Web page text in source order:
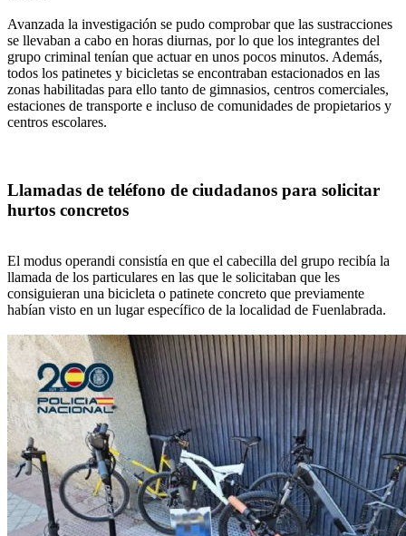
Avanzada la investigación se pudo comprobar que las sustracciones
se llevaban a cabo en horas diurnas, por lo que los integrantes del
grupo criminal tenían que actuar en unos pocos minutos. Además,
todos los patinetes y bicicletas se encontraban estacionados en las
zonas habilitadas para ello tanto de gimnasios, centros comerciales,
estaciones de transporte e incluso de comunidades de propietarios y
centros escolares.
Llamadas de teléfono de ciudadanos para solicitar
hurtos concretos
El modus operandi consistía en que el cabecilla del grupo recibía la
llamada de los particulares en las que le solicitaban que les
consiguieran una bicicleta o patinete concreto que previamente
habían visto en un lugar específico de la localidad de Fuenlabrada.